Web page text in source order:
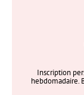
Inscription
hebdomadaire.